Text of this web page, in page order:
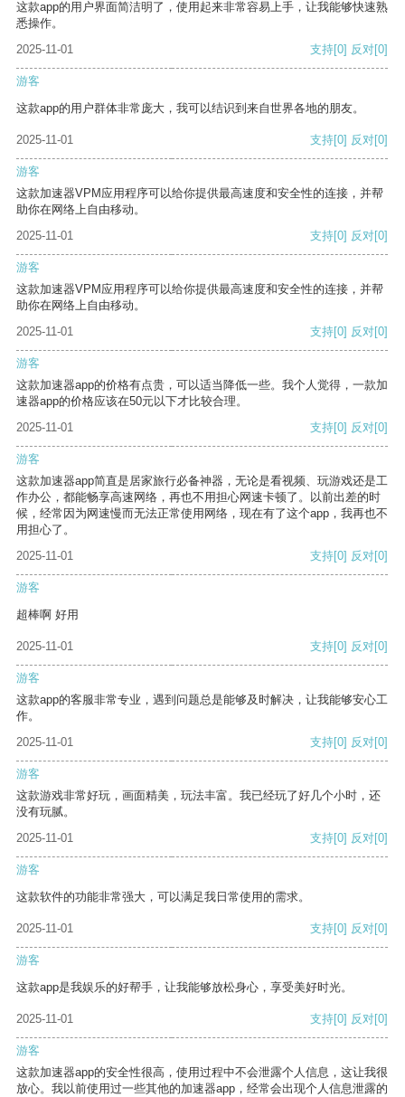
这款app的用户界面简洁明了，使用起来非常容易上手，让我能够快速熟
悉操作。
2025-11-01
支持[0] 反对[0]
游客
这款app的用户群体非常庞大，我可以结识到来自世界各地的朋友。
2025-11-01 支持[0] 反对[0]
游客
这款加速器VPM应用程序可以给你提供最高速度和安全性的连接，并帮
助你在网络上自由移动。
2025-11-01
支持[0] 反对[0]
游客
这款加速器VPM应用程序可以给你提供最高速度和安全性的连接，并帮
助你在网络上自由移动。
2025-11-01
支持[0] 反对[0]
游客
这款加速器app的价格有点贵，可以适当降低一些。我个人觉得，一款加
速器app的价格应该在50元以下才比较合理。
2025-11-01
支持[0] 反对[0]
游客
这款加速器app简直是居家旅行必备神器，无论是看视频、玩游戏还是工
作办公，都能畅享高速网络，再也不用担心网速卡顿了。以前出差的时
候，经常因为网速慢而无法正常使用网络，现在有了这个app，我再也不
用担心了。
2025-11-01
支持[0] 反对[0]
游客
超棒啊 好用
2025-11-01 支持[0] 反对[0]
游客
这款app的客服非常专业，遇到问题总是能够及时解决，让我能够安心工
作。
2025-11-01
支持[0] 反对[0]
游客
这款游戏非常好玩，画面精美，玩法丰富。我已经玩了好几个小时，还
没有玩腻。
2025-11-01
支持[0] 反对[0]
游客
这款软件的功能非常强大，可以满足我日常使用的需求。
2025-11-01 支持[0] 反对[0]
游客
这款app是我娱乐的好帮手，让我能够放松身心，享受美好时光。
2025-11-01 支持[0] 反对[0]
游客
这款加速器app的安全性很高，使用过程中不会泄露个人信息，这让我很
放心。我以前使用过一些其他的加速器app，经常会出现个人信息泄露的